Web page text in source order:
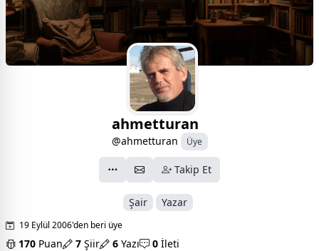
ahmetturan
@ahmetturan Üye
Takip Et
Şair Yazar
19 Eylül 2006'den beri üye
170 Puan 7 Şiir 6 Yazı 0 İleti